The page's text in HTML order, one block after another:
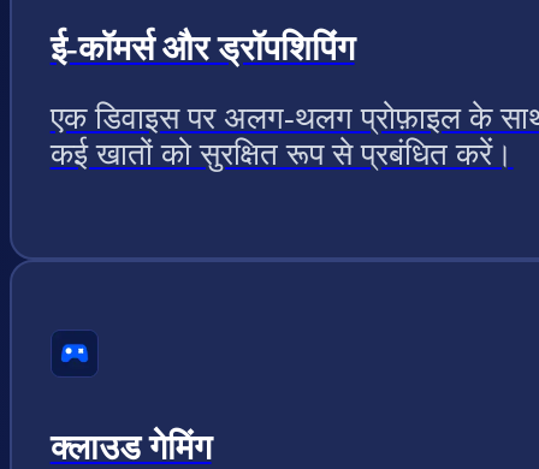
ई-कॉमर्स और ड्रॉपशिपिंग
एक डिवाइस पर अलग-थलग प्रोफ़ाइल के
कई खातों को सुरक्षित रूप से प्रबंधित करें।
क्लाउड गेमिंग